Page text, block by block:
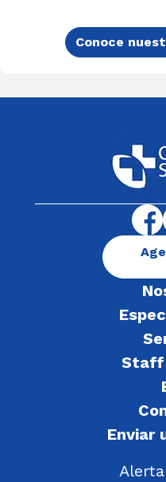
Conoce
Staff
Enviar